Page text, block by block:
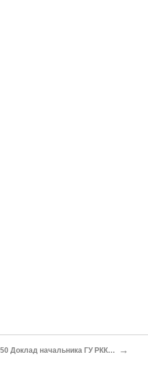
№150 Доклад начальника ГУ РККА В.Н. Левичева председателю РВС СССР К.Е. Ворошилову о мобилизационной готовности РККА →